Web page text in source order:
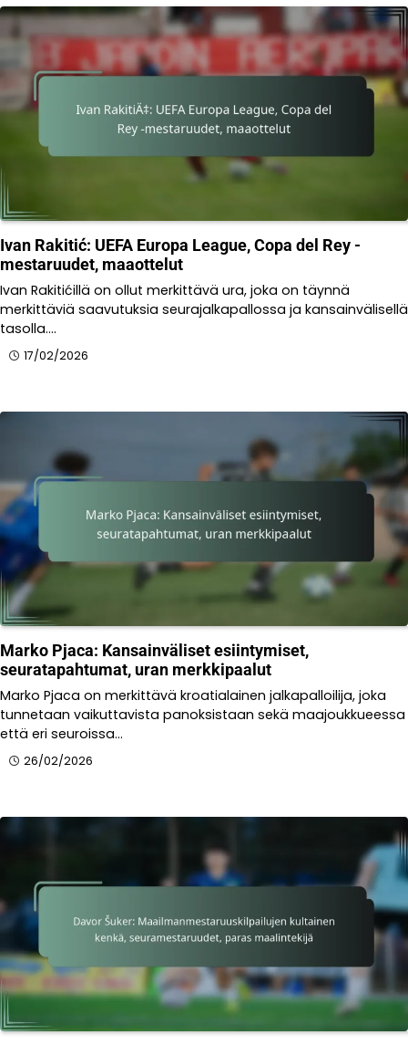
Ivan Rakitić: UEFA Europa League, Copa del Rey -
mestaruudet, maaottelut
Ivan Rakitićillä on ollut merkittävä ura, joka on täynnä
merkittäviä saavutuksia seurajalkapallossa ja kansainvälisellä
tasolla.…
17/02/2026
Marko Pjaca: Kansainväliset esiintymiset,
seuratapahtumat, uran merkkipaalut
Marko Pjaca on merkittävä kroatialainen jalkapalloilija, joka
tunnetaan vaikuttavista panoksistaan sekä maajoukkueessa
että eri seuroissa…
26/02/2026